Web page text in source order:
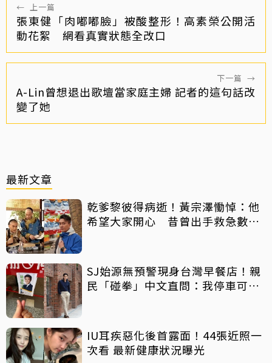
← 上一篇
張東健「肉嘟嘟臉」被酸整形！高素榮公開活
動花絮 網看真實狀態全改口
下一篇 →
A-Lin曾想退出歌壇當家庭主婦 記者的這句話改
變了她
最新文章
乾爹黎彼得病逝！黃宗澤慟悼：他
希望大家開心 昔曾出手救急數十
SJ始源無預警現身台灣早餐店！親
民「碰拳」中文直問：我停車可以
IU耳疾惡化後首露面！44張近照一
次看 最新健康狀況曝光